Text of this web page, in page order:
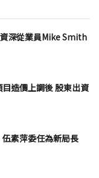
深從業員Mike Smith
造價上調後 股東出資
素萍委任為新局長